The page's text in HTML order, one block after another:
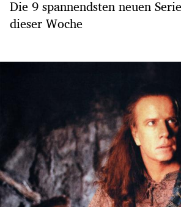
Die 9 spannendsten neuen
dieser Woche